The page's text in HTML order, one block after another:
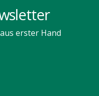
erster Hand